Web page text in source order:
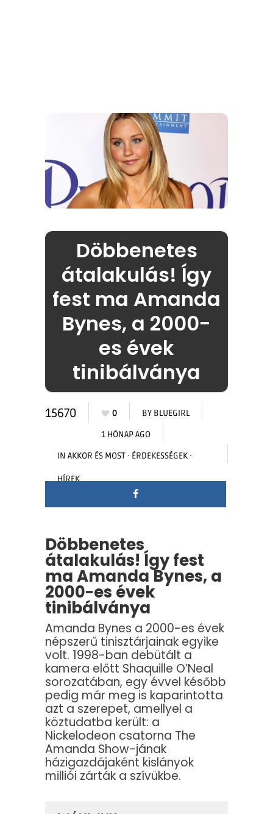
Döbbenetes
átalakulás! Így
fest ma Amanda
Bynes, a 2000-
es évek
tinibálványa
15670 0 BY BLUEGIRL
1 HÓNAP AGO
IN AKKOR ÉS MOST · ÉRDEKESSÉGEK ·
HÍREK
Döbbenetes
átalakulás! Így fest
ma Amanda Bynes, a
2000-es évek
tinibálványa
Amanda Bynes a 2000-es évek
népszerű tinisztárjainak egyike
volt. 1998-ban debütált a
kamera előtt Shaquille O’Neal
sorozatában, egy évvel később
pedig már meg is kaparintotta
azt a szerepet, amellyel a
köztudatba került: a
Nickelodeon csatorna The
Amanda Show-jának
házigazdájaként kislányok
milliói zárták a szívükbe.